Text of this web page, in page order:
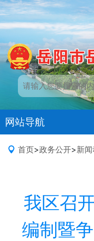
网站导航
首页>政务公开>新
我区召
编制暨